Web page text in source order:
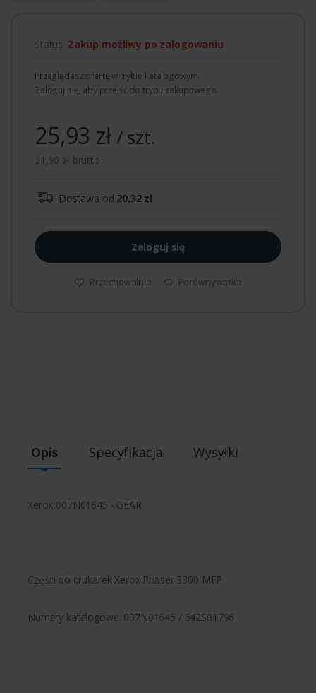
Status: Zakup możliwy po zalogowaniu
Przeglądasz ofertę w trybie katalogowym.
Zaloguj się, aby przejść do trybu zakupowego.
25,93 zł/ szt.
31,90 zł brutto
Dostawa od 20,32 zł
Zaloguj się
Przechowalnia Porównywarka
Opis Specyfikacja Wysyłki
Xerox 007N01645 - GEAR
Części do drukarek Xerox Phaser 3300 MFP
Numery katalogowe: 007N01645 / 642S01796